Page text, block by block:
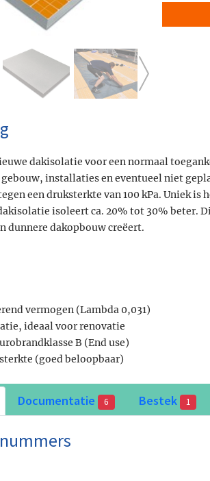
dakisolatie voor een normaal
installaties en eventueel niet
een druksterkte van 100 kPa. Uniek is
isoleert ca. 20% tot 30% beter.
dunnere dakopbouw creëert.
vermogen (Lambda 0,031)
ideaal voor renovatie
B (End use)
(goed beloopbaar)
Documentatie 6 Bestek 1